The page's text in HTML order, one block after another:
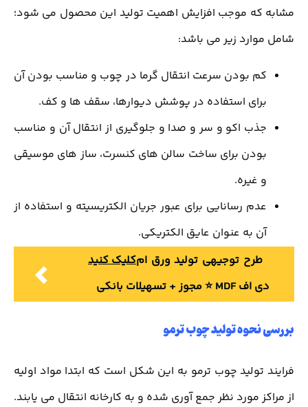
مشابه که موجب افزایش اهمیت تولید این محصول می شود؛
شامل موارد زیر می باشد:
کم بودن سرعت انتقال گرما در چوب و مناسب بودن آن
برای استفاده در پوشش دیوارها، سقف ها و کف‌.
جذب اکو و سر و صدا و جلوگیری از انتقال آن و مناسب
بودن برای ساخت سالن های کنسرت، ساز های موسیقی
و غیره.
عدم رسانایی برای عبور جریان الکتریسیته و استفاده از
آن به عنوان عایق الکتریکی.
کلیک کنیدطرح توجیهی تولید ورق ام
دی اف MDF ⭐️ مجوز + تسهیلات بانکی
بررسی نحوه تولید چوب ترمو
فرایند تولید چوب ترمو به این شکل است که ابتدا مواد اولیه
از مراکز مورد نظر جمع آوری شده و به کارخانه انتقال می یابند.